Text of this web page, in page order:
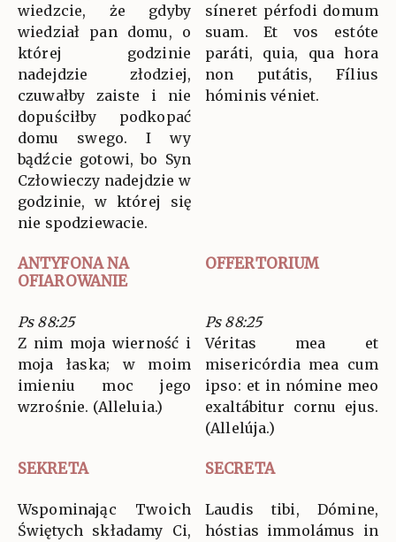
wiedzcie, że gdyby
wiedział pan domu, o
której godzinie
nadejdzie złodziej,
czuwałby zaiste i nie
dopuściłby podkopać
domu swego. I wy
bądźcie gotowi, bo Syn
Człowieczy nadejdzie w
godzinie, w której się
nie spodziewacie.
síneret pérfodi domum
suam. Et vos estóte
paráti, quia, qua hora
non putátis, Fílius
hóminis véniet.
ANTYFONA NA
OFIAROWANIE
OFFERTORIUM
Ps 88:25
Z nim moja wierność i
moja łaska; w moim
imieniu moc jego
wzrośnie. (Alleluia.)
Ps 88:25
Véritas mea et
misericórdia mea cum
ipso: et in nómine meo
exaltábitur cornu ejus.
(Allelúja.)
SEKRETA SECRETA
Wspominając Twoich
Świętych składamy Ci,
Laudis tibi, Dómine,
hóstias immolámus in